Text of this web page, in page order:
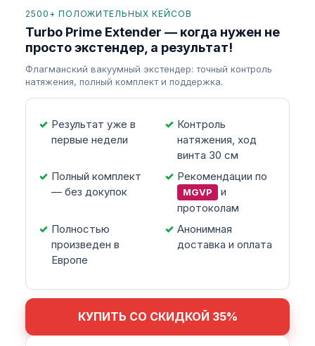
2500+ ПОЛОЖИТЕЛЬНЫХ КЕЙСОВ
Turbo Prime Extender — когда нужен не
просто экстендер, а результат!
Флагманский вакуумный экстендер: точный контроль
натяжения, полный комплект и поддержка.
Результат уже в
первые недели
Контроль
натяжения, ход
винта 30 см
Полный комплект
— без докупок
Рекомендации по
MGVP
и
протоколам
Полностью
произведен в
Европе
Анонимная
доставка и оплата
КУПИТЬ СО СКИДКОЙ 35%